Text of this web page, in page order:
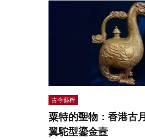
古今藝粹
粟特的聖物：香港古
翼駝型鎏金壼